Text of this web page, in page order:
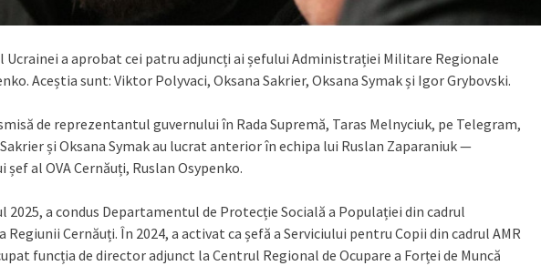
Ucrainei a aprobat cei patru adjuncți ai șefului Administrației Militare Regionale
Aceștia sunt: Viktor Polyvaci, Oksana Sakrier, Oksana Symak și Igor Grybovski.
de reprezentantul guvernului în Rada Supremă, Taras Melnyciuk, pe Telegram,
și Oksana Symak au lucrat anterior în echipa lui Ruslan Zaparaniuk —
al OVA Cernăuți, Ruslan Osypenko.
2025, a condus Departamentul de Protecție Socială a Populației din cadrul
Cernăuți. În 2024, a activat ca șefă a Serviciului pentru Copii din cadrul AMR
funcția de director adjunct la Centrul Regional de Ocupare a Forței de Muncă